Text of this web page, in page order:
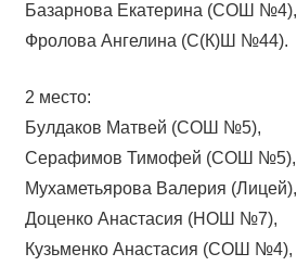
Базарнова Екатерина (СОШ №4),
Фролова Ангелина (С(К)Ш №44).
2 место:
Булдаков Матвей (СОШ №5),
Серафимов Тимофей (СОШ №5),
Мухаметьярова Валерия (Лицей),
Доценко Анастасия (НОШ №7),
Кузьменко Анастасия (СОШ №4),